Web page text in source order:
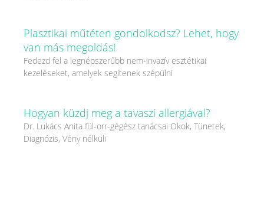
Plasztikai műtéten gondolkodsz? Lehet, hogy
van más megoldás!
Fedezd fel a legnépszerűbb nem-invazív esztétikai
kezeléseket, amelyek segítenek szépülni
Hogyan küzdj meg a tavaszi allergiával?
Dr. Lukács Anita fül-orr-gégész tanácsai Okok, Tünetek,
Diagnózis, Vény nélküli